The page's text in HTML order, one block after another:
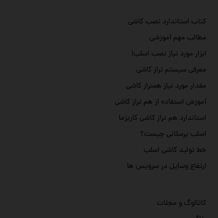
کاتالوگ و مجلات
کتاب استاندارد نصب کاشی
مطالب مهم آموزشی
ابزار مورد نیاز نصب اسلب!
معرفی سیستم تراز کاشی
مقدار مورد نیاز همتراز کاشی
آموزش استفاده از هم تراز کاشی
استاندارد هم تراز کاشی کاریزما
اسلب پرسلانی چیست؟
خط تولید کاشی اسلب
ارتفاع وسایل در سرویس ها